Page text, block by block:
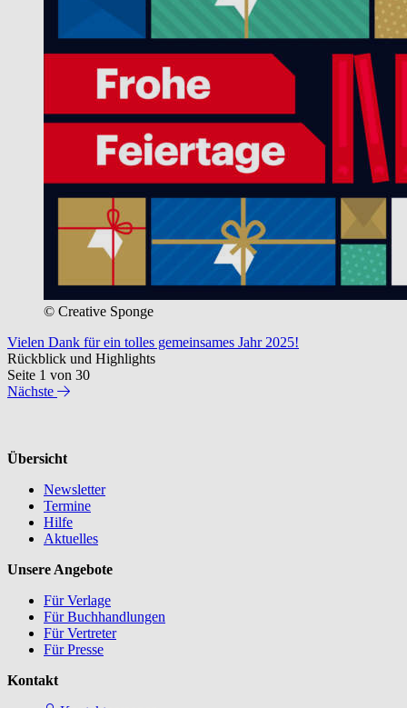
© Creative Sponge
Vielen Dank für ein tolles gemeinsames Jahr 2025!
Rückblick und Highlights
Seite 1 von 30
Nächste
Übersicht
Newsletter
Termine
Hilfe
Aktuelles
Unsere Angebote
Für Verlage
Für Buchhandlungen
Für Vertreter
Für Presse
Kontakt